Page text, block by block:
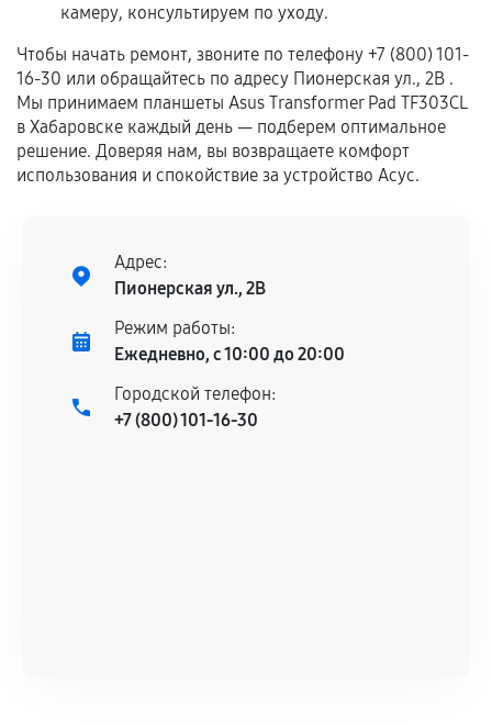
Гарантия на выполненные работы может
сохраняться полностью или частично, если
соблюдены следующие условия:
Предоставленные детали подходят по
техническим параметрам и не имеют внешних
дефектов.
остается на стороне производителя или
продавца. За качество сторонних деталей
сервисный центр ответственности не несет.
камеру, консультируем по уходу.
Чтобы начать ремонт, звоните по телефону +7 (800) 101-
16-30 или обращайтесь по адресу Пионерская ул., 2В .
Мы принимаем планшеты Asus Transformer Pad TF303CL
в Хабаровске каждый день — подберем оптимальное
решение. Доверяя нам, вы возвращаете комфорт
использования и спокойствие за устройство Асус.
Адрес:
Пионерская ул., 2В
Режим работы:
Ежедневно, с 10:00 до 20:00
Городской телефон:
+7 (800) 101-16-30